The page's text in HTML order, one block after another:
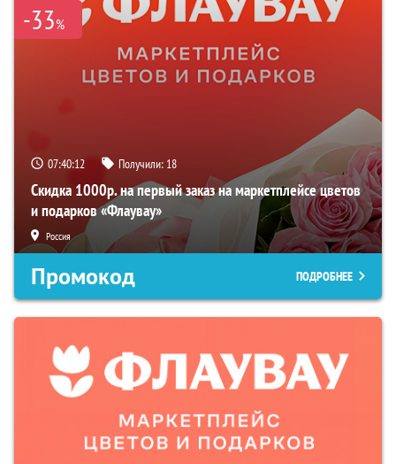
-33%
07:40:11 Получили: 18
Скидка 1000р. на первый заказ на маркетплейсе цветов
и подарков «Флаувау»
Россия
Промокод ПОДРОБНЕЕ